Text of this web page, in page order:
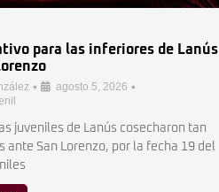
para las inferiores de Lanús
• agosto 5, 2026 •
juveniles de Lanús cosecharon tan
ante San Lorenzo, por la fecha 19 del